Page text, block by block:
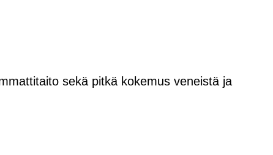
sekä pitkä kokemus veneistä ja